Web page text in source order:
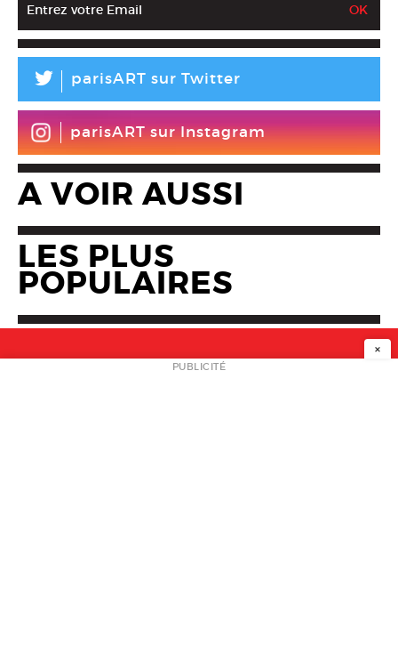
L parisART sur Twitter
parisART sur Instagram
A VOIR AUSSI
LES PLUS
POPULAIRES
NEWSLETTER
×
PUBLICITÉ